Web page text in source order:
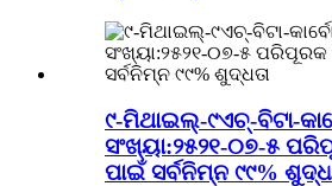
୯-ମିଥାଇଲ୍-୯ଏଚ୍-ବିଟା-
ସଂଖ୍ୟା:୨୫୨୧-୦୭-୫
ପାଇଁ ସର୍ବନିମ୍ନ ୯୯%